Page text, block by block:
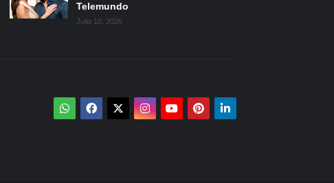
Telemundo
Julio 10, 2026